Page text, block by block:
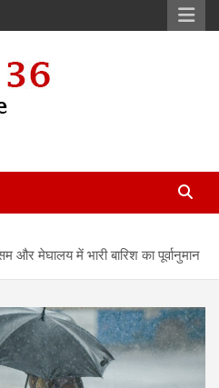
और मेघालय में भारी बारिश का पूर्वानुमान